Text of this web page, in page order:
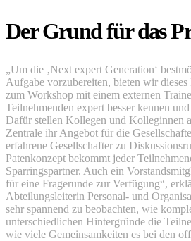
Der Grund für das
„Um die ‚Next expert Generation‘
Aufgabe vorzubereiten, bieten wir
zum Workshop mit einem externen
Teilnehmenden expert besser kennen
Dafür stellen Kollegen und Kolleginnen
Zentrale ihr Angebot für die
erfahrene Gesellschafter zu
Patenkonzept bekommt jeder
Sparringspartner. Auch ein
für eine Fragerunde zur Verfügung“,
Abteilungsleiterin Personal- und
sehr spannend zu beobachten, wie
unterschiedlichen Hintergründe die
wie viele Gemeinsamkeiten es bei den